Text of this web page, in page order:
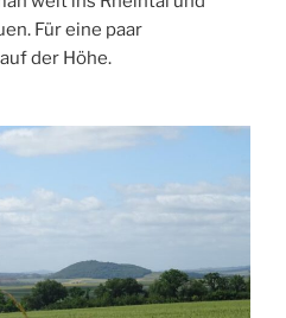
Für eine paar
der Höhe.